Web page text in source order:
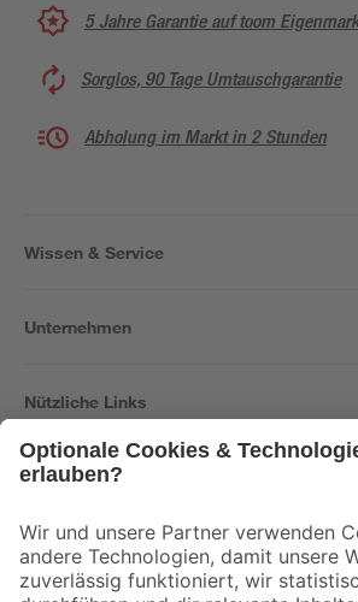
5 Jahre Garantie auf toom
Sorglos, 90 Tage Umtauschgarantie
Abholung im Markt in 2 Stunden
Wissen & Service
Unternehmen
Nützliche Links
Der toom Newsletter: Keine Angebote und Aktionen
Zur Newsletter Anmeldung